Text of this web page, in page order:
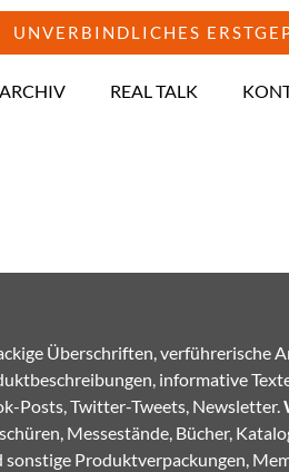
UNVERBINDLICHES
ARCHIV REAL TALK
Überschriften, verführerische
informative
Posts, Twitter-Tweets, Newsletter.
Messestände, Bücher,
Produktverpackungen,